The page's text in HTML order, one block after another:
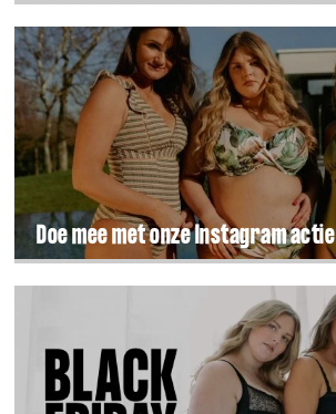
Doe mee met onze Instagram actie